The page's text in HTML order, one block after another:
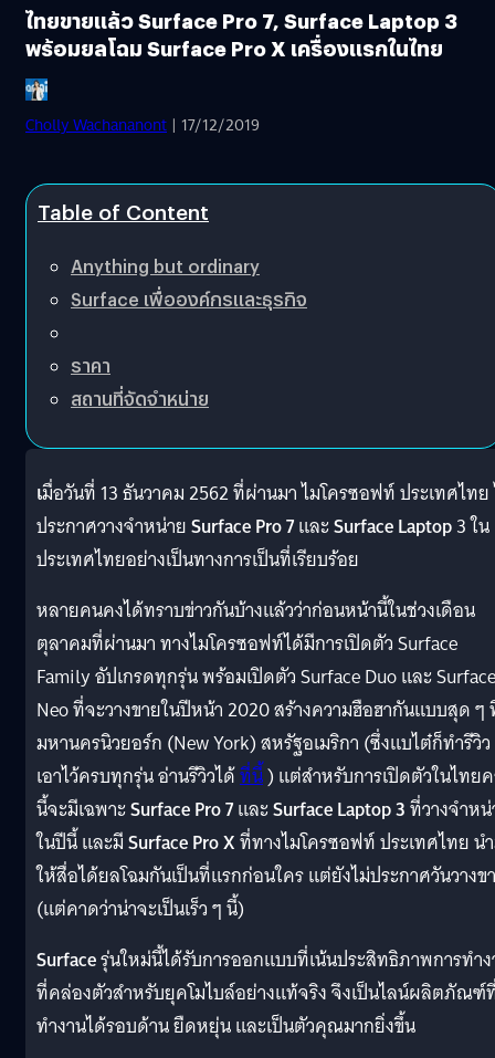
ไทยขายแล้ว Surface Pro 7, Surface Laptop 3
พร้อมยลโฉม Surface Pro X เครื่องแรกในไทย
Cholly Wachananont | 17/12/2019
Table of Content
Anything but ordinary
Surface เพื่อองค์กรและธุรกิจ
ราคา
สถานที่จัดจำหน่าย
เมื่อวันที่ 13 ธันวาคม 2562 ที่ผ่านมา ไมโครซอฟท์ ประเทศไทย
ประกาศวางจำหน่ายSurface Pro 7และSurface Laptop3 ใน
ประเทศไทยอย่างเป็นทางการเป็นที่เรียบร้อย
หลายคนคงได้ทราบข่าวกันบ้างแล้วว่าก่อนหน้านี้ในช่วงเดือน
ตุลาคมที่ผ่านมา ทางไมโครซอฟท์ได้มีการเปิดตัว Surface
Family อัปเกรดทุกรุ่น พร้อมเปิดตัว Surface Duo และ Surface
Neo ที่จะวางขายในปีหน้า 2020 สร้างความฮือฮากันแบบสุด ๆ
มหานครนิวยอร์ก (New York) สหรัฐอเมริกา (ซึ่งแบไต๋ก็ทำรีวิว
เอาไว้ครบทุกรุ่น อ่านรีวิวได้ที่นี้) แต่สำหรับการเปิดตัวในไทย
นี้จะมีเฉพาะSurface Pro 7และSurface Laptop 3ที่วางจำห
ในปีนี้ และมีSurface Pro Xที่ทางไมโครซอฟท์ ประเทศไทย น
ให้สื่อได้ยลโฉมกันเป็นที่แรกก่อนใคร แต่ยังไม่ประกาศวันวางข
(แต่คาดว่าน่าจะเป็นเร็ว ๆ นี้)
Surfaceรุ่นใหม่นี้ได้รับการออกแบบที่เน้นประสิทธิภาพการทำ
ที่คล่องตัวสำหรับยุคโมไบล์อย่างแท้จริง จึงเป็นไลน์ผลิตภัณฑ์
ทำงานได้รอบด้าน ยืดหยุ่น และเป็นตัวคุณมากยิ่งขึ้น